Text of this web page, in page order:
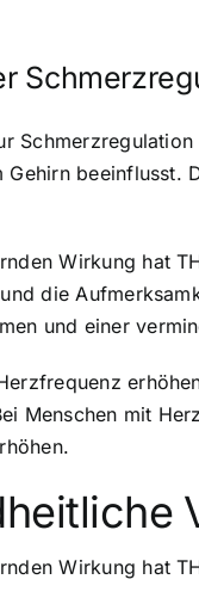
beeinflusst.
Wirkung hat
die
und einer
Menschen mit
Wirkung hat